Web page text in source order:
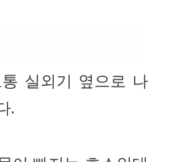
실외기 옆으로 나
.